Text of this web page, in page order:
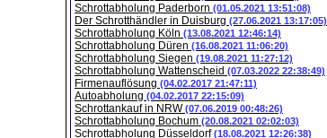
Schrottabholung Paderborn (01.05.2021 13:51:08)
Der Schrotthändler in Duisburg (27.06.2021 13:17:05)
Schrottabholung Köln (13.08.2021 12:46:14)
Schrottabholung Düren (16.08.2021 11:06:20)
Schrottabholung Siegen (19.08.2021 11:27:12)
Schrottabholung Wattenscheid (07.03.2022 22:38:49)
Firmenauflösung (04.02.2017 21:47:11)
Autoabholung (04.02.2017 22:15:09)
Schrottankauf in NRW(07.06.2019 00:48:26)
Schrottabholung Bochum (20.08.2021 02:02:03)
Schrottabholung Düsseldorf(18.08.2021 12:26:38)